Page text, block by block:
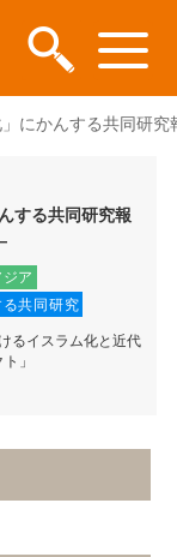
かんする共同研
する共同研究報
ア
る共同研究
るイスラム化と近代
」